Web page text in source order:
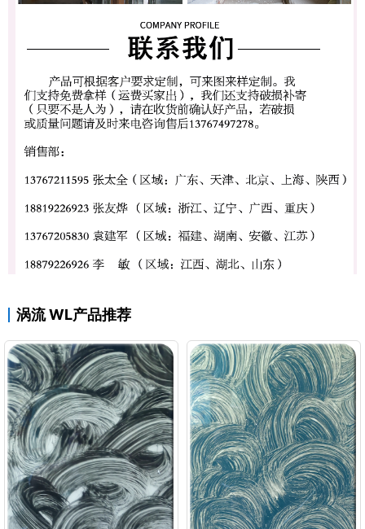
涡流 WL产品推荐